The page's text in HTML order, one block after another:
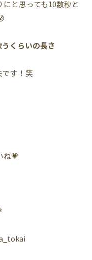
と思っても10数秒と
くらいの長さ
です！笑
ね💗